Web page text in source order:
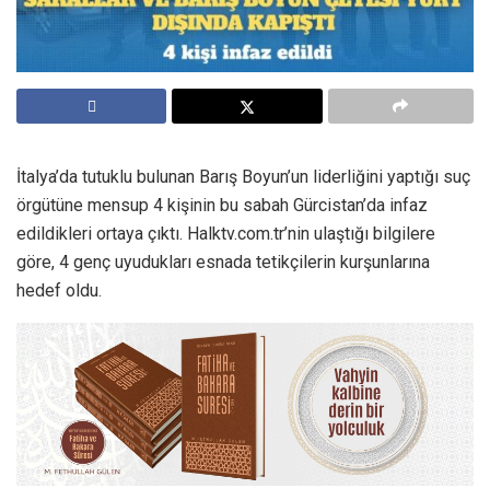
İtalya’da tutuklu bulunan Barış Boyun’un liderliğini yaptığı suç
örgütüne mensup 4 kişinin bu sabah Gürcistan’da infaz
edildikleri ortaya çıktı. Halktv.com.tr’nin ulaştığı bilgilere
göre, 4 genç uyudukları esnada tetikçilerin kurşunlarına
hedef oldu.